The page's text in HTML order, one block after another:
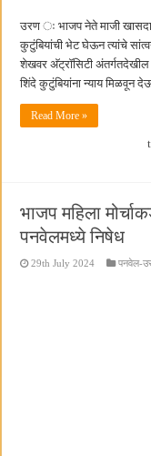
उरण ः भाजप नेते माजी
कुटुंबियांची भेट घेऊन त्यांचे
शेखवर अ‍ॅट्रॉसिटी
शिंदे कुटुंबियांना न्याय मिळवून
Read More »
भाजप महिला
पनवेलमध्ये निषेध
29th July 2024 पनवेल-